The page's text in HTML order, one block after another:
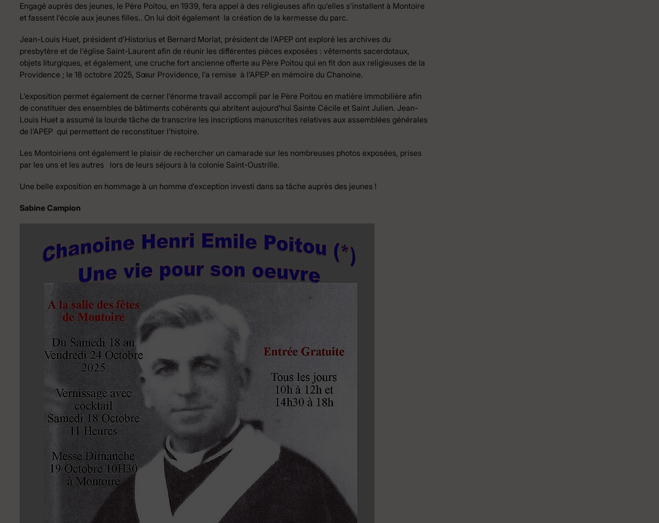
Engagé auprès des jeunes, le Père Poitou, en 1939, fera appel à des religieuses afin qu’elles s’installent à Montoire
et fassent l’école aux jeunes filles.. On lui doit également la création de la kermesse du parc.
Jean-Louis Huet, président d’Historius et Bernard Morlat, président de l’APEP ont exploré les archives du
presbytère et de l’église Saint-Laurent afin de réunir les différentes pièces exposées : vêtements sacerdotaux,
objets liturgiques, et également, une cruche fort ancienne offerte au Père Poitou qui en fit don aux religieuses de la
Providence ; le 18 octobre 2025, Sœur Providence, l’a remise à l’APEP en mémoire du Chanoine.
L’exposition permet également de cerner l’énorme travail accompli par le Père Poitou en matière immobilière afin
de constituer des ensembles de bâtiments cohérents qui abritent aujourd’hui Sainte Cécile et Saint Julien. Jean-
Louis Huet a assumé la lourde tâche de transcrire les inscriptions manuscrites relatives aux assemblées générales
de l’APEP qui permettent de reconstituer l’histoire.
Les Montoiriens ont également le plaisir de rechercher un camarade sur les nombreuses photos exposées, prises
par les uns et les autres lors de leurs séjours à la colonie Saint-Oustrille.
Une belle exposition en hommage à un homme d’exception investi dans sa tâche auprès des jeunes !
Sabine Campion